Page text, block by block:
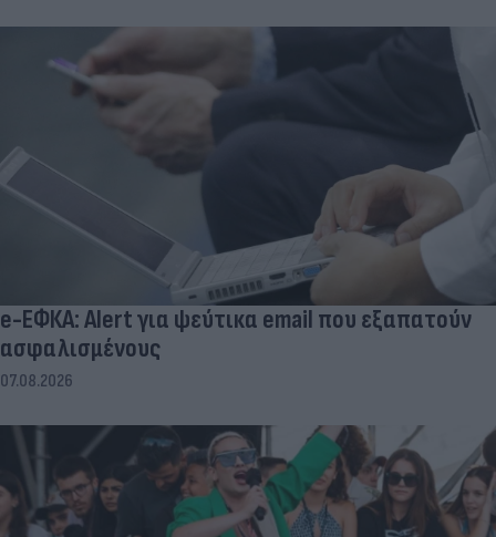
e-ΕΦΚΑ: Alert για ψεύτικα email που εξαπατούν
ασφαλισμένους
07.08.2026